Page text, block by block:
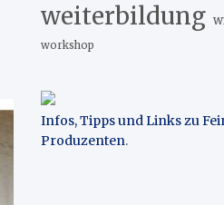
weiterbildung
workshop
Infos, Tipps und Links zu
Produzenten.